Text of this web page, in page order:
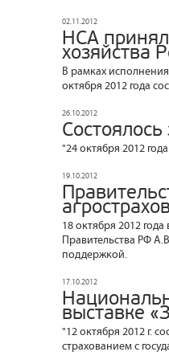
02.11.2012
НСА
хозяйства
В рамках
октября 2012 года
26.10.2012
"24 октября 2012
19.10.2012
18 октября 2012
Правительства РФ
поддержкой.
17.10.2012
выставке
"12 октября 2012 г.
страхованием с